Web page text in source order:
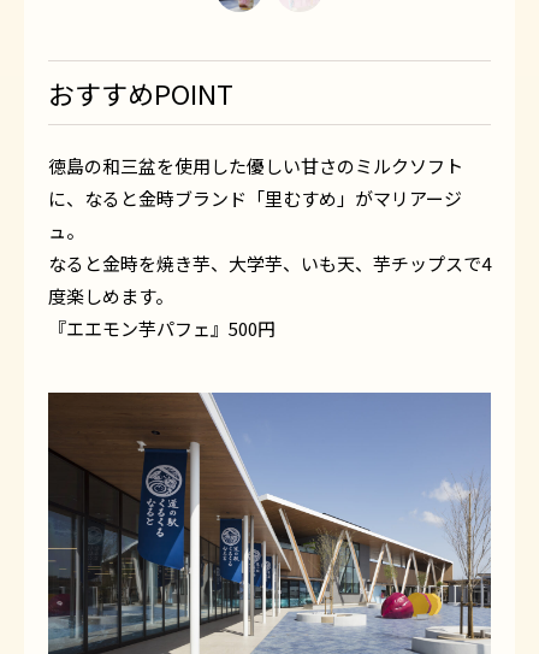
おすすめPOINT
徳島の和三盆を使用した優しい甘さのミルクソフト
に、なると金時ブランド「里むすめ」がマリアージ
ュ。
なると金時を焼き芋、大学芋、いも天、芋チップスで4
度楽しめます。
『エエモン芋パフェ』500円